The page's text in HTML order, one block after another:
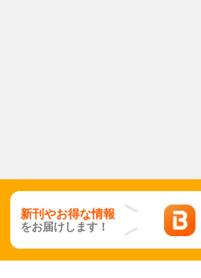
新刊やお得な情報
をお届けします！